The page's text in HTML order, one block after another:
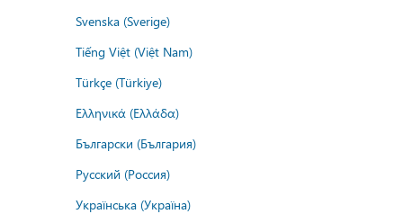
Svenska (Sverige)
Tiếng Việt (Việt Nam)
Türkçe (Türkiye)
Ελληνικά (Ελλάδα)
Български (България)
Русский (Россия)
Українська (Україна)